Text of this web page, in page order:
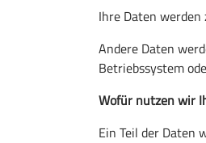
Ihre Daten
Andere Daten
Betriebssystem
Wofür nutzen wir
Ein Teil der Daten